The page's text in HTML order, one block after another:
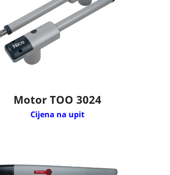
Motor TOO 3024
Cijena na upit